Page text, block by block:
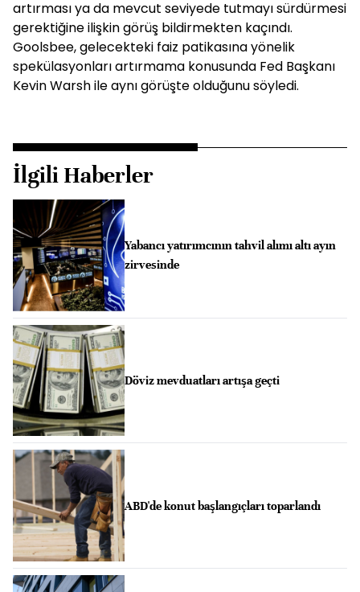
artırması ya da mevcut seviyede tutmayı sürdürmesi
gerektiğine ilişkin görüş bildirmekten kaçındı.
Goolsbee, gelecekteki faiz patikasına yönelik
spekülasyonları artırmama konusunda Fed Başkanı
Kevin Warsh ile aynı görüşte olduğunu söyledi.
İlgili Haberler
Yabancı yatırımcının tahvil alımı altı ayın
zirvesinde
Döviz mevduatları artışa geçti
ABD'de konut başlangıçları toparlandı